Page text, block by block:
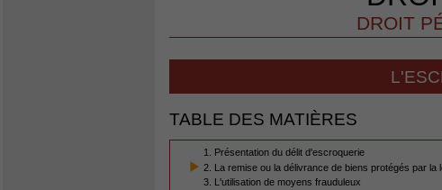
DROIT
TABLE DES MATIÈRES
1. Présentation du délit d'escroquerie
2. La remise ou la délivrance de biens protégés par la
3. L'utilisation de moyens frauduleux